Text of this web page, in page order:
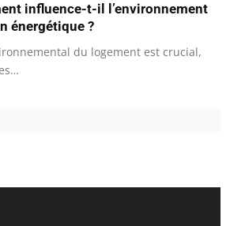
influence-t-il l’environnement
énergétique ?
du logement est crucial,